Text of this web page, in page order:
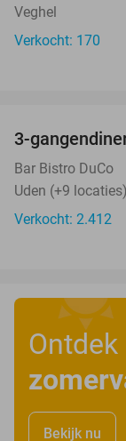
Veghel
Verkocht: 170
3-
Bar Bistro DuCo
Uden (+9 locaties)
Verkocht: 2.412
Bekijk nu